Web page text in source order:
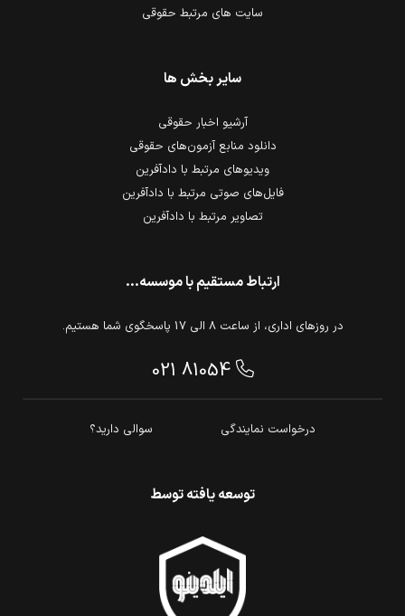
ارتباط مستقیم با موسسه...
در روزهای اداری، از ساعت 8 الی 17 پاسخگوی شما هستیم.
021 81054
درخواست نمایندگی سوالی دارید؟
سایت های مرتبط حقوقی
سایر بخش ها
آرشیو اخبار حقوقی
دانلود منابع آزمون‌های حقوقی
ویدیوهای مرتبط با دادآفرین
فایل‌های صوتی مرتبط با دادآفرین
تصاویر مرتبط با دادآفرین
توسعه یافته توسط